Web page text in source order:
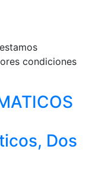
condiciones
Dos